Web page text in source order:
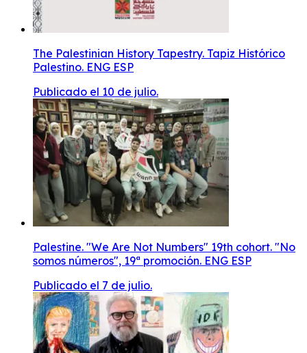
The Palestinian History Tapestry. Tapiz Histórico
Palestino. ENG ESP
Publicado el 10 de julio.
Palestine. "We Are Not Numbers" 19th cohort. "No
somos números", 19ª promoción. ENG ESP
Publicado el 7 de julio.